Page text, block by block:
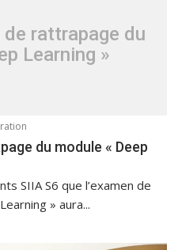
de rattrapage du
Learning »
du module « Deep
SIIA S6 que l’examen de
» aura...